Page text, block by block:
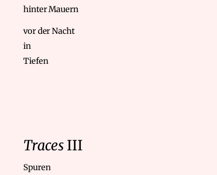
hinter Mauern
vor der Nacht
in
Tiefen
Traces III
Spuren